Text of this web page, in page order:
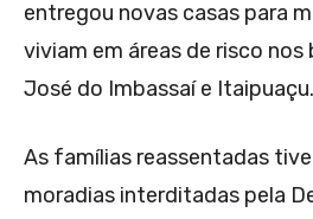
entregou novas casas para
viviam em áreas de risco nos
José do Imbassaí e Itaipuaçu.
As famílias reassentadas
moradias interditadas pela